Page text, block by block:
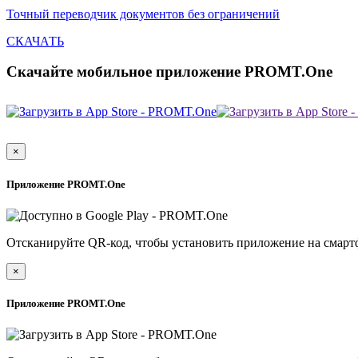
Точный переводчик документов без ограничений
СКАЧАТЬ
Скачайте мобильное приложение PROMT.One
×
Приложение PROMT.One
Отсканируйте QR-код, чтобы установить приложение на
×
Приложение PROMT.One